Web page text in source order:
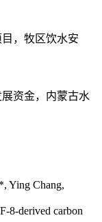
，牧区饮水安
资金，内蒙古水
Ying Chang,
8-derived carbon